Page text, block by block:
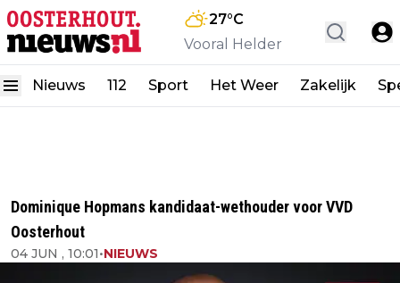
27°C
Vooral Helder
Nieuws 112 Sport Het Weer Zakelijk
Dominique Hopmans kandidaat-wethouder voor VVD
Oosterhout
04 JUN , 10:01•NIEUWS